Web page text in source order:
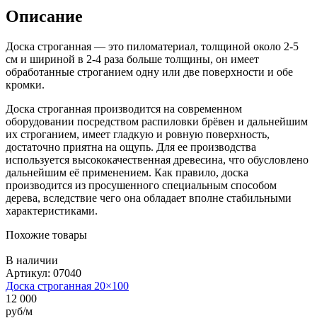
Описание
Доска строганная — это пиломатериал, толщиной около 2-5
см и шириной в 2-4 раза больше толщины, он имеет
обработанные строганием одну или две поверхности и обе
кромки.
Доска строганная производится на современном
оборудовании посредством распиловки брёвен и дальнейшим
их строганием, имеет гладкую и ровную поверхность,
достаточно приятна на ощупь. Для ее производства
используется высококачественная древесина, что обусловлено
дальнейшим её применением. Как правило, доска
производится из просушенного специальным способом
дерева, вследствие чего она обладает вполне стабильными
характеристиками.
Похожие товары
В наличии
Артикул: 07040
Доска строганная 20×100
12 000
руб/м